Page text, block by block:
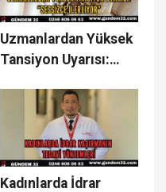
Uzmanlardan Yüksek
Tansiyon Uyarısı:
Kadınlarda İdrar